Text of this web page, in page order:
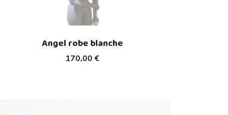
170,00 €
Angel robe blanche